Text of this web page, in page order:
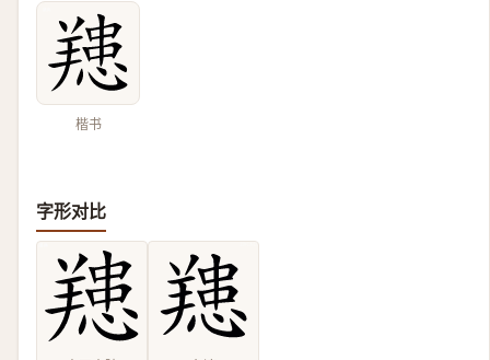
楷书
字形对比